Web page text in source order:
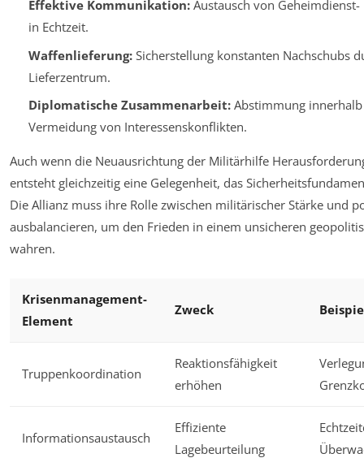
Effektive Kommunikation:Austausch von
in Echtzeit.
Waffenlieferung:Sicherstellung konstanten Nachschubs
Lieferzentrum.
Diplomatische Zusammenarbeit:Abstimmung innerhalb
Vermeidung von Interessenskonflikten.
Auch wenn die Neuausrichtung der Militärhilfe
entsteht gleichzeitig eine Gelegenheit, das
Die Allianz muss ihre Rolle zwischen militärischer Stärke und
ausbalancieren, um den Frieden in einem unsicheren
wahren.
Krisenmanagement-
Element
Zweck
Truppenkoordination
Reaktionsfähigkeit
erhöhen
Informationsaustausch
Effiziente
Lagebeurteilung